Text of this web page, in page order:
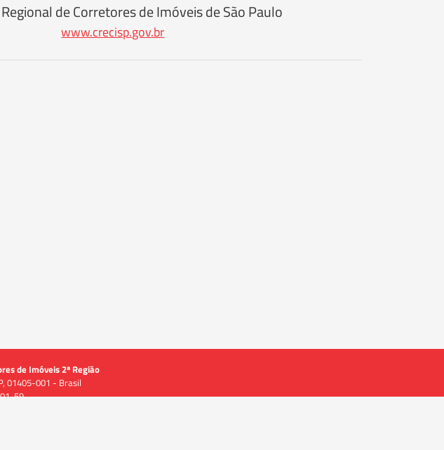
de Corretores de Imóveis de São Paulo
www.crecisp.gov.br
de Imóveis 2ª Região
01405-001 - Brasil
59